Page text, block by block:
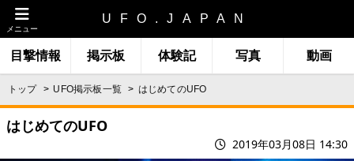
メニュー
UFO.JAPAN
目撃情報 掲示板 体験記 写真 動画
トップ UFO掲示板一覧 はじめてのUFO
はじめてのUFO
2019年03月08日 14:30